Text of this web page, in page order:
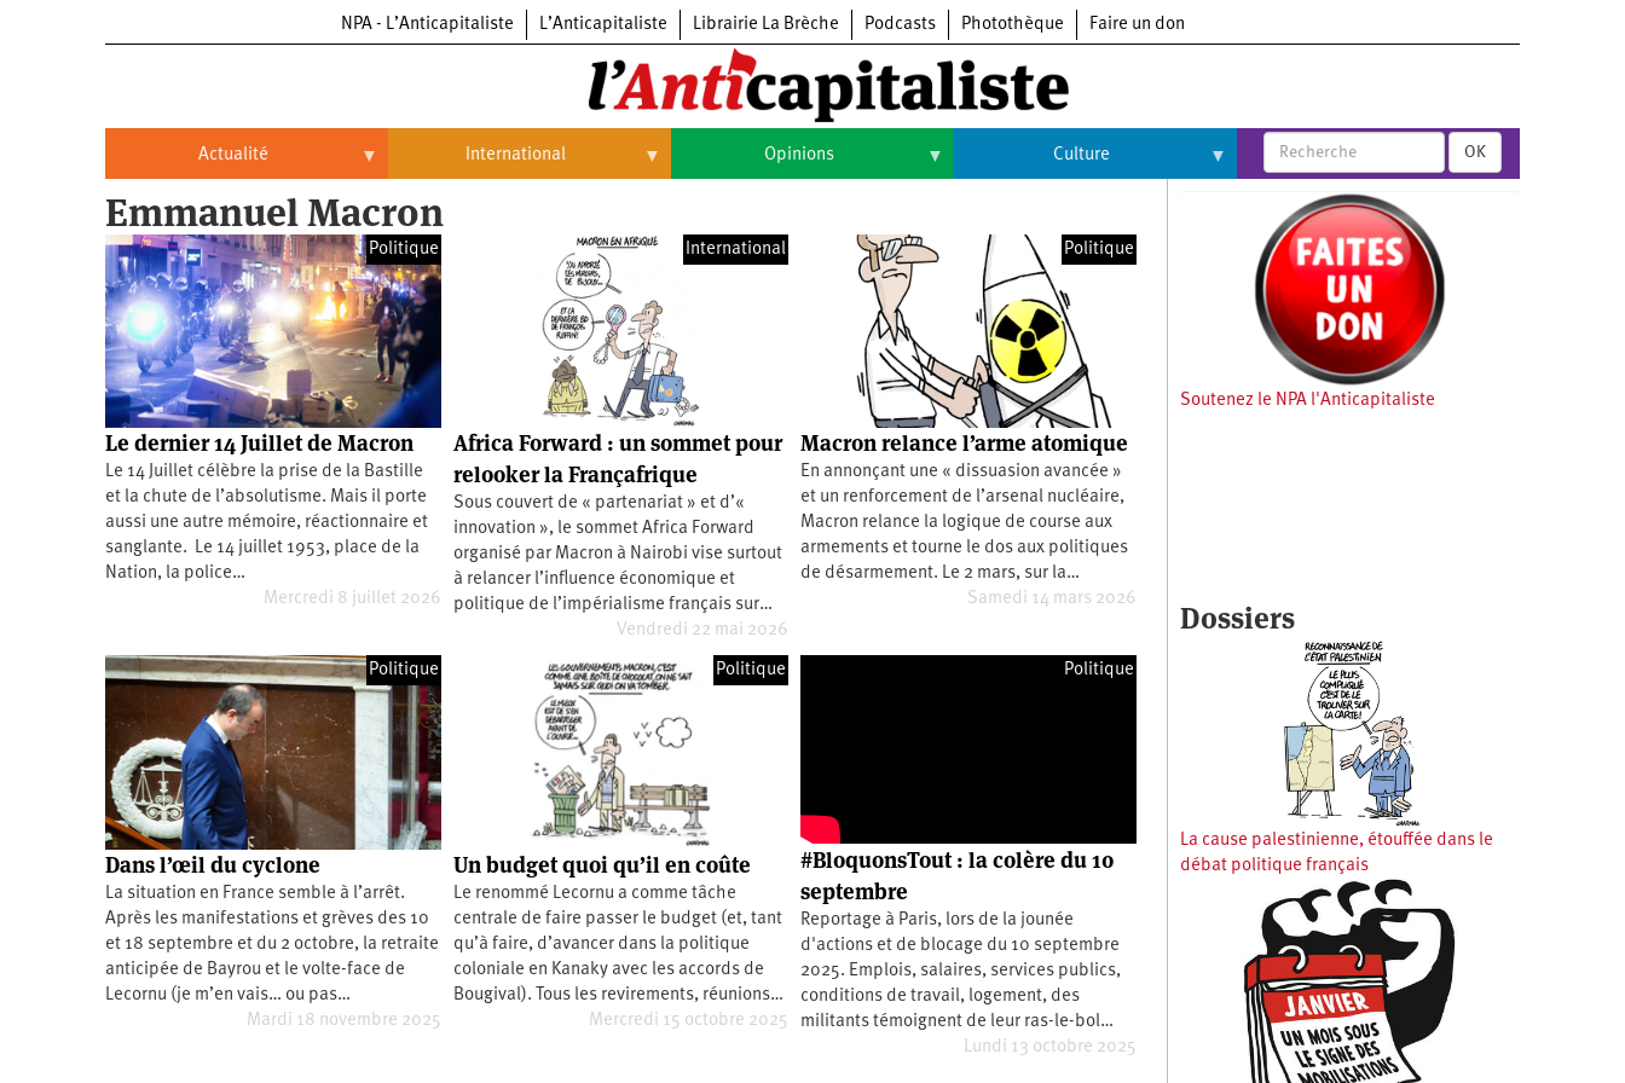
NPA - L’Anticapitaliste L’Anticapitaliste Librairie La Brèche Podcasts Photothèque Faire un don
Actualité
Actualité
Politique
Entreprises
Entreprises
Automobile
Aéronautique
Commerce
Hôpitaux
Services
publics
Oppressions
Oppressions
Antiracisme
Féminisme
LGBTI
Économie
Écologie
Éducation
Santé
Dans
mon
département
International
International
Brésil
Chine
États-
Unis
Continents
Afrique
Amérique
Nord
Amérique
Asie
Europe
Moyen-
Orient
Opinions
Histoire
Culture
Arts
Cinéma
Expositions
Livres
Musique
OK
Emmanuel Macron
Politique
Le dernier 14 Juillet de Macron
Le 14 Juillet célèbre la prise de la Bastille
et la chute de l’absolutisme. Mais il porte
aussi une autre mémoire, réactionnaire et
sanglante. Le 14 juillet 1953, place de la
Nation, la police…
Mercredi 8 juillet 2026
International
Africa Forward : un sommet pour
relooker la Françafrique
Sous couvert de « partenariat » et d’«
innovation », le sommet Africa Forward
organisé par Macron à Nairobi vise surtout
à relancer l’influence économique et
politique de l’impérialisme français sur…
Vendredi 22 mai 2026
Politique
Macron relance l’arme atomique
En annonçant une « dissuasion avancée »
et un renforcement de l’arsenal nucléaire,
Macron relance la logique de course aux
armements et tourne le dos aux politiques
de désarmement. Le 2 mars, sur la…
Samedi 14 mars 2026
Politique
Dans l’œil du cyclone
La situation en France semble à l’arrêt.
Après les manifestations et grèves des 10
et 18 septembre et du 2 octobre, la retraite
anticipée de Bayrou et le volte-face de
Lecornu (je m’en vais… ou pas…
Mardi 18 novembre 2025
Politique
Un budget quoi qu’il en coûte
Le renommé Lecornu a comme tâche
centrale de faire passer le budget (et, tant
qu’à faire, d’avancer dans la politique
coloniale en Kanaky avec les accords de
Bougival). Tous les revirements, réunions…
Mercredi 15 octobre 2025
Politique
#BloquonsTout : la colère du 10
septembre
Reportage à Paris, lors de la jounée
d'actions et de blocage du 10 septembre
2025. Emplois, salaires, services publics,
conditions de travail, logement, des
militants témoignent de leur ras-le-bol…
Lundi 13 octobre 2025
Soutenez le NPA l'Anticapitaliste
Dossiers
La cause palestinienne, étouffée dans le
débat politique français